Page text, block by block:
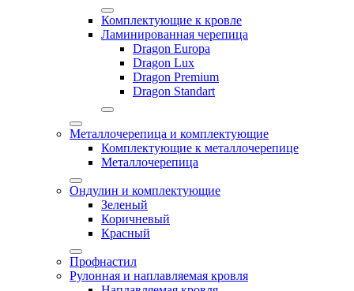
Комплектующие к кровле
Ламинированная черепица
Dragon Europa
Dragon Lux
Dragon Premium
Dragon Standart
Металлочерепица и комплектующие
Комплектующие к металлочерепице
Металлочерепица
Ондулин и комплектующие
Зеленый
Коричневый
Красный
Профнастил
Рулонная и наплавляемая кровля